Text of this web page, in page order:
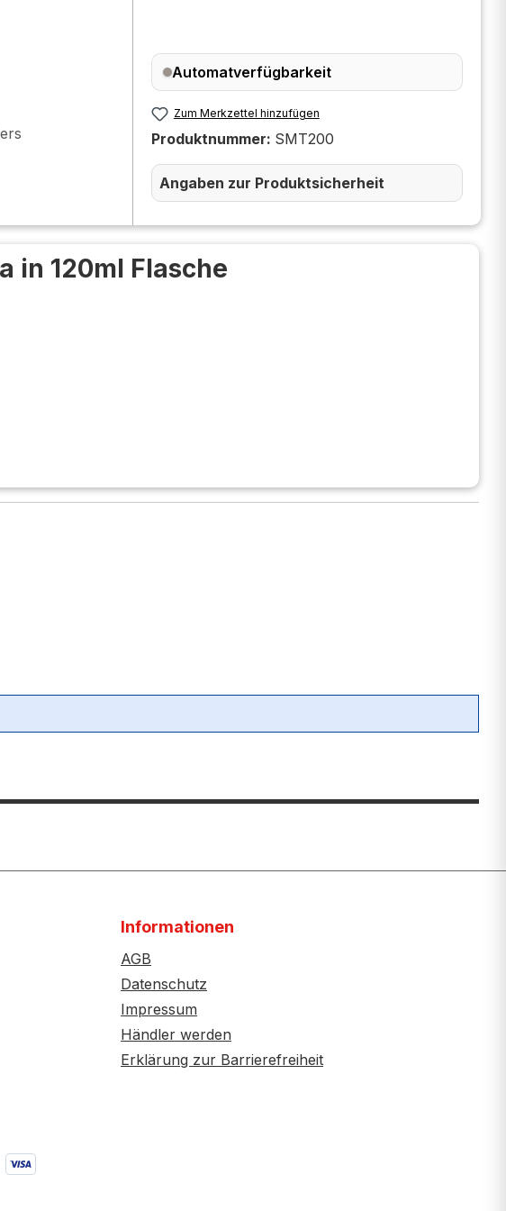
Automatverfügbarkeit
Zum Merkzettel hinzufügen
Produktnummer: SMT200
Angaben zur Produktsicherheit
in 120ml Flasche
Informationen
AGB
Datenschutz
Impressum
Händler werden
Erklärung zur Barrierefreiheit